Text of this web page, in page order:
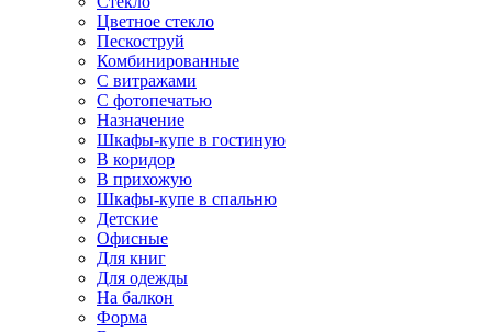
Цветное стекло
Пескоструй
Комбинированные
С витражами
С фотопечатью
Назначение
Шкафы-купе в гостиную
В коридор
В прихожую
Шкафы-купе в спальню
Детские
Офисные
Для книг
Для одежды
На балкон
Форма